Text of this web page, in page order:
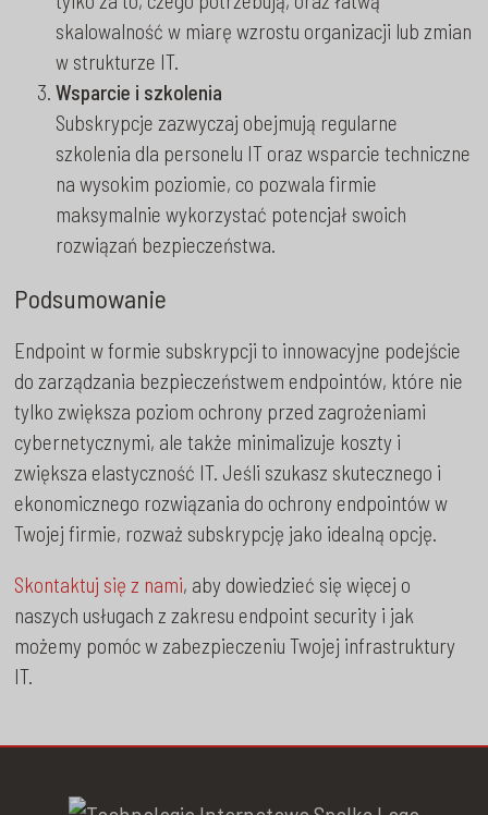
skalowalność w miarę wzrostu organizacji lub zmian
w strukturze IT.
Wsparcie i szkolenia
Subskrypcje zazwyczaj obejmują regularne
szkolenia dla personelu IT oraz wsparcie techniczne
na wysokim poziomie, co pozwala firmie
maksymalnie wykorzystać potencjał swoich
rozwiązań bezpieczeństwa.
Podsumowanie
Endpoint w formie subskrypcji to innowacyjne podejście
do zarządzania bezpieczeństwem endpointów, które nie
tylko zwiększa poziom ochrony przed zagrożeniami
cybernetycznymi, ale także minimalizuje koszty i
zwiększa elastyczność IT. Jeśli szukasz skutecznego i
ekonomicznego rozwiązania do ochrony endpointów w
Twojej firmie, rozważ subskrypcję jako idealną opcję.
Skontaktuj się z nami, aby dowiedzieć się więcej o
naszych usługach z zakresu endpoint security i jak
możemy pomóc w zabezpieczeniu Twojej infrastruktury
IT.